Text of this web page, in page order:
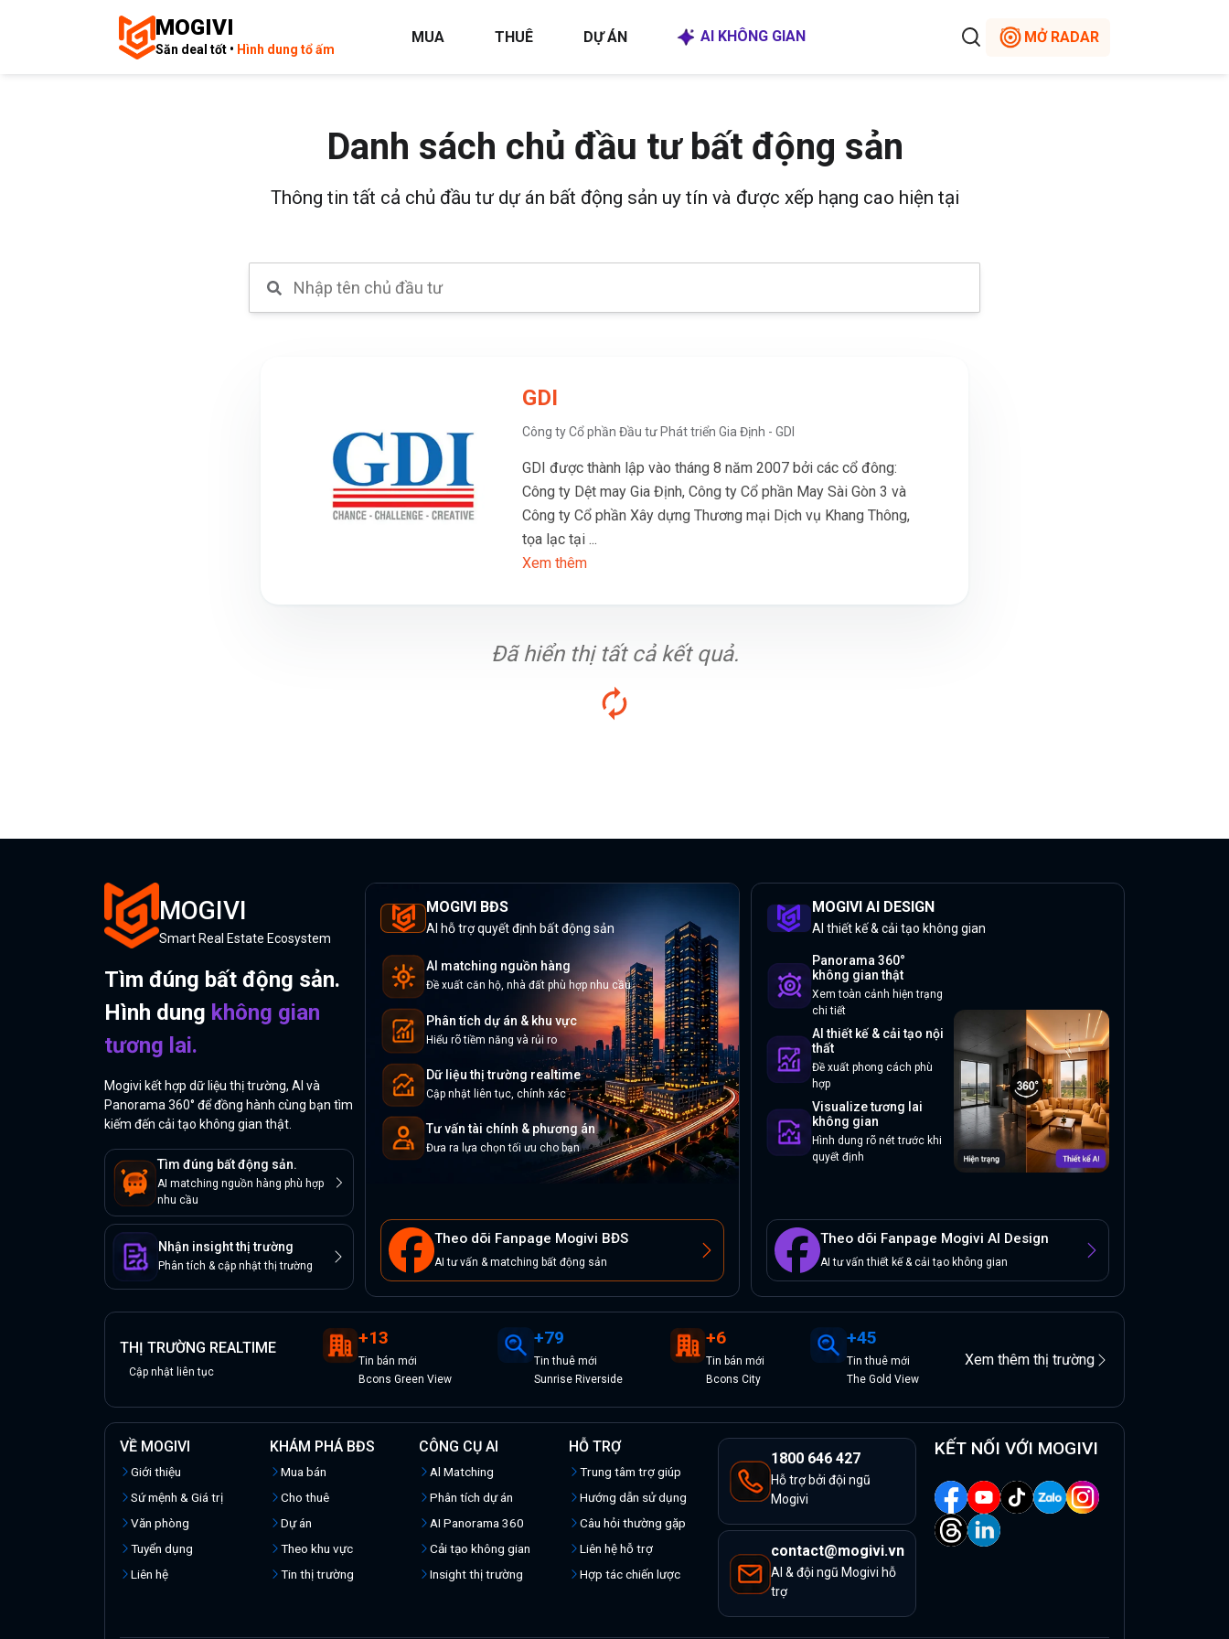
MOGIVI
Săn deal tốt • Hình dung tổ ấm
MUA THUÊ DỰ ÁN AI KHÔNG GIAN MỞ RADAR
Danh sách chủ đầu tư bất động sản
Thông tin tất cả chủ đầu tư dự án bất động sản uy tín và được xếp hạng cao hiện tại
GDI
Công ty Cổ phần Đầu tư Phát triển Gia Định - GDI
GDI được thành lập vào tháng 8 năm 2007 bởi các cổ đông:
Công ty Dệt may Gia Định, Công ty Cổ phần May Sài Gòn 3 và
Công ty Cổ phần Xây dựng Thương mại Dịch vụ Khang Thông,
tọa lạc tại ...
Xem thêm
Đã hiển thị tất cả kết quả.
MOGIVI
Smart Real Estate Ecosystem
Tìm đúng bất động sản.
Hình dung không gian
tương lai.
Mogivi kết hợp dữ liệu thị trường, AI và
Panorama 360° để đồng hành cùng bạn tìm
kiếm đến cải tạo không gian thật.
Tìm đúng bất động sản.
AI matching nguồn hàng phù hợp
nhu cầu
Nhận insight thị trường
Phân tích & cập nhật thị trường
MOGIVI BĐS
AI hỗ trợ quyết định bất động sản
AI matching nguồn hàng
Đề xuất căn hộ, nhà đất phù hợp nhu cầu
Phân tích dự án & khu vực
Hiểu rõ tiềm năng và rủi ro
Dữ liệu thị trường realtime
Cập nhật liên tục, chính xác
Tư vấn tài chính & phương án
Đưa ra lựa chọn tối ưu cho bạn
Theo dõi Fanpage Mogivi BĐS
AI tư vấn & matching bất động sản
MOGIVI AI DESIGN
AI thiết kế & cải tạo không gian
Panorama 360°
không gian thật
Xem toàn cảnh hiện trạng
chi tiết
AI thiết kế & cải tạo nội
thất
Đề xuất phong cách phù
hợp
Visualize tương lai
không gian
Hình dung rõ nét trước khi
quyết định
Theo dõi Fanpage Mogivi AI Design
AI tư vấn thiết kế & cải tạo không gian
THỊ TRƯỜNG REALTIME
Cập nhật liên tục
+13
Tin bán mới
Bcons Green View
+79
Tinthuê mới
Sunrise Riverside
+6
Tin bán mới
Bcons City
+45
Tinthuêmới
The Gold View
Xem thêm thị trường
VỀ MOGIVI
Giới thiệu
Sứ mệnh & Giá trị
Văn phòng
Tuyển dụng
Liên hệ
KHÁM PHÁ BĐS
Mua bán
Cho thuê
Dự án
Theo khu vực
Tin thị trường
CÔNG CỤ AI
Al Matching
Phân tích dự án
AI Panorama 360
Cải tạo không gian
Insight thị trường
HỖ TRỢ
Trung tâm trợ giúp
Hướng dẫn sử dụng
Câu hỏi thường gặp
Liên hệ hỗ trợ
Hợp tác chiến lược
1800 646 427
Hỗ trợ bởi đội ngũ
Mogivi
contact@mogivi.vn
AI & đội ngũ Mogivi hỗ
trợ
KẾT NỐI VỚI MOGIVI